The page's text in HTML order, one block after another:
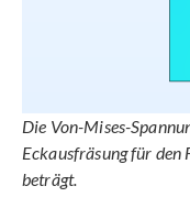
Die Von-Mises-
Eckausfräsung für den
beträgt.